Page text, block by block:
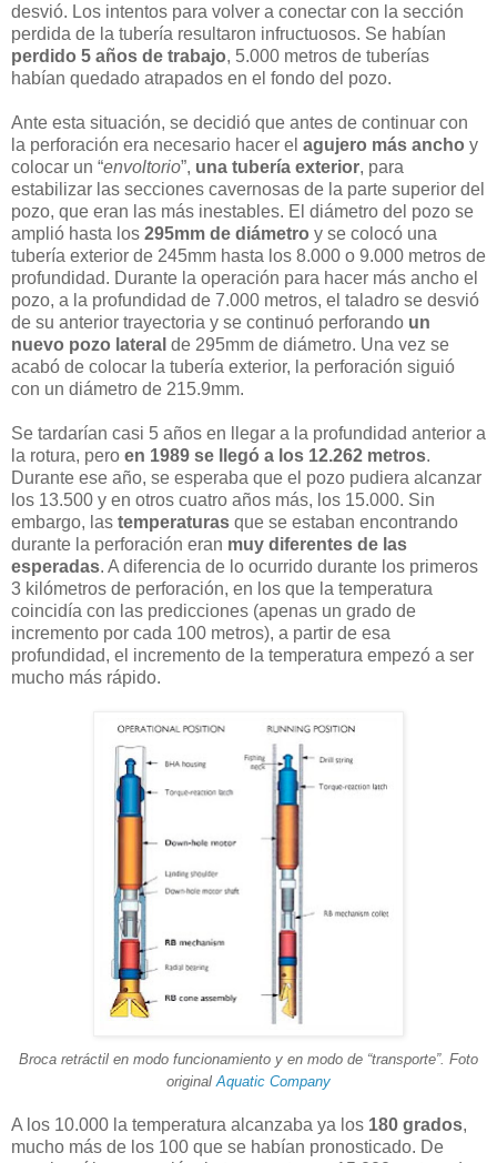
desvió. Los intentos para volver a conectar con la sección
perdida de la tubería resultaron infructuosos. Se habían
perdido 5 años de trabajo, 5.000 metros de tuberías
habían quedado atrapados en el fondo del pozo.
Ante esta situación, se decidió que antes de continuar con
la perforación era necesario hacer el agujero más ancho y
colocar un “envoltorio”, una tubería exterior, para
estabilizar las secciones cavernosas de la parte superior del
pozo, que eran las más inestables. El diámetro del pozo se
amplió hasta los 295mm de diámetro y se colocó una
tubería exterior de 245mm hasta los 8.000 o 9.000 metros de
profundidad. Durante la operación para hacer más ancho el
pozo, a la profundidad de 7.000 metros, el taladro se desvió
de su anterior trayectoria y se continuó perforando un
nuevo pozo lateral de 295mm de diámetro. Una vez se
acabó de colocar la tubería exterior, la perforación siguió
con un diámetro de 215.9mm.
Se tardarían casi 5 años en llegar a la profundidad anterior a
la rotura, pero en 1989 se llegó a los 12.262 metros.
Durante ese año, se esperaba que el pozo pudiera alcanzar
los 13.500 y en otros cuatro años más, los 15.000. Sin
embargo, las temperaturas que se estaban encontrando
durante la perforación eran muy diferentes de las
esperadas. A diferencia de lo ocurrido durante los primeros
3 kilómetros de perforación, en los que la temperatura
coincidía con las predicciones (apenas un grado de
incremento por cada 100 metros), a partir de esa
profundidad, el incremento de la temperatura empezó a ser
mucho más rápido.
Broca retráctil en modo funcionamiento y en modo de “transporte”. Foto
original Aquatic Company
A los 10.000 la temperatura alcanzaba ya los 180 grados,
mucho más de los 100 que se habían pronosticado. De